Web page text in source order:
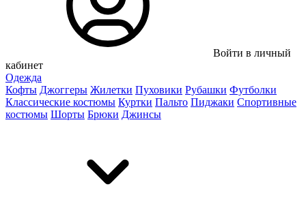
Войти в личный
кабинет
Одежда
Кофты Джоггеры Жилетки Пуховики Рубашки Футболки
Классические костюмы Куртки Пальто Пиджаки Спортивные
костюмы Шорты Брюки Джинсы